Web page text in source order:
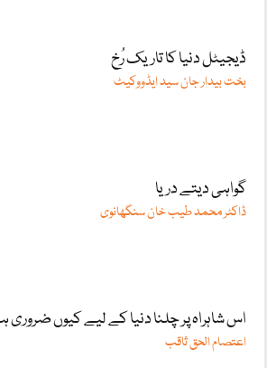
ڈیجیٹل دنیا کا تاریک رُخ
بخت بیدار جان سید ایڈووکیٹ
گواہی دیتے دریا
ڈاکٹر محمد طیب خان سنگھانوی
اس شاہراہ پر چلنا دنیا کے لیے کیوں ضروری
اعتصام الحق ثاقب